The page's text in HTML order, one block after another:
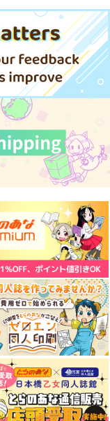
相棒が風邪をひきまし
眠眠民
787円 （税込）
影山飛雄×日向翔陽
サンプル
作品詳細
ました？
平々凡々
専売 944円 （税込）
ハイキュー!!
影山飛雄×日向翔陽
サンプル
俺達のデート挑戦記
春爛漫
専売 472円（税込）
ハイキュー!!
影山飛雄×日向翔陽
サンプル